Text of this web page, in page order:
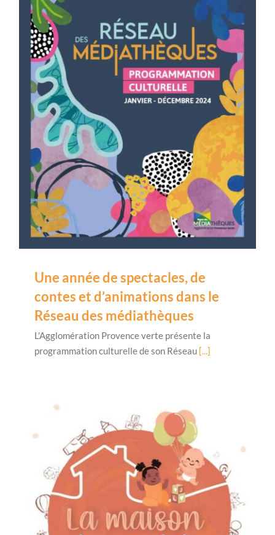
Une année de spectacles, de
contes et d’animations dans le
Réseau des médiathèques
L'Agglomération Provence verte présente la
programmation culturelle de son Réseau [...]